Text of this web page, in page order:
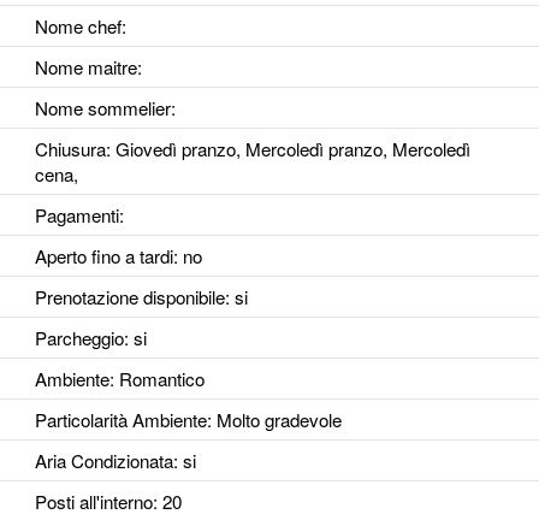
Nome chef:
Nome maitre:
Nome sommelier:
Chiusura: Giovedì pranzo, Mercoledì pranzo, Mercoledì
cena,
Pagamenti:
Aperto fino a tardi: no
Prenotazione disponibile: si
Parcheggio: si
Ambiente: Romantico
Particolarità Ambiente: Molto gradevole
Aria Condizionata: si
Posti all'interno: 20